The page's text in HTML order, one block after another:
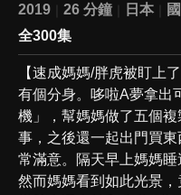
2019
26 分鐘 日本
全300集
【速成媽媽/胖虎被盯上
有個分身。哆啦A夢拿出
機」，幫媽媽做了五個
事，之後還一起出門買
常滿意。隔天早上媽媽睡
然而媽媽看到如此光景